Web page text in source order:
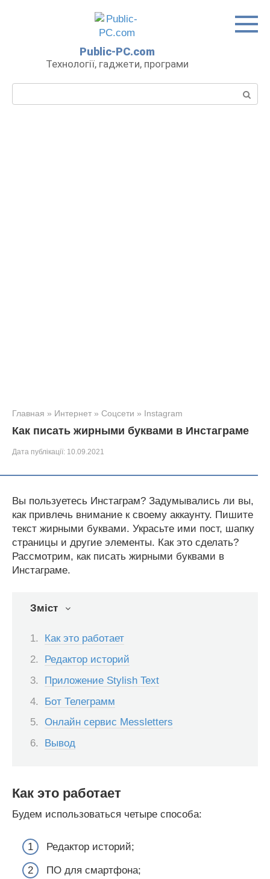
Public-PC.com
Технології, гаджети, програми
Главная » Интернет » Соцсети » Instagram
Как писать жирными буквами в Инстаграме
Дата публікації: 10.09.2021
Вы пользуетесь Инстаграм? Задумывались ли вы,
как привлечь внимание к своему аккаунту. Пишите
текст жирными буквами. Украсьте ими пост, шапку
страницы и другие элементы. Как это сделать?
Рассмотрим, как писать жирными буквами в
Инстаграме.
Зміст
Как это работает
Редактор историй
Приложение Stylish Text
Бот Телеграмм
Онлайн сервис Messletters
Вывод
Как это работает
Будем использоваться четыре способа:
Редактор историй;
ПО для смартфона;